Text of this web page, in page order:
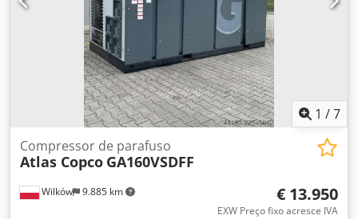
legislação 3. Teste de estanqueidade com certificado 4.
Após verificação bem-sucedida, as câmaras passam por
teste de operação documentado. Estado: usado Volume de
fornecimento: (veja foto) (A alterações e erros nas
especificações técnicas reservam-se o direito!) Outras
perguntas podem ser atendidas por telefone.
1 /7
Wilków 9.885 km
Compressor de parafuso
Atlas Copco GA160VSDFF
€ 13.950
EXW Preço fixo acresce IVA